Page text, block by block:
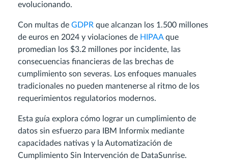
evolucionando.
Con multas de GDPR que alcanzan los 1.500 millones
de euros en 2024 y violaciones de HIPAAque
promedian los $3.2 millones por incidente, las
consecuencias financieras de las brechas de
cumplimiento son severas. Los enfoques manuales
tradicionales no pueden mantenerse al ritmo de los
requerimientos regulatorios modernos.
Esta guía explora cómo lograr un cumplimiento de
datos sin esfuerzo para IBM Informix mediante
capacidades nativas y la Automatización de
Cumplimiento Sin Intervención de DataSunrise.